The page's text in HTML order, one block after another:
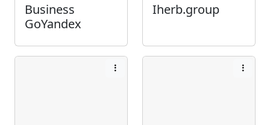
Business
GoYandex
Iherb.group